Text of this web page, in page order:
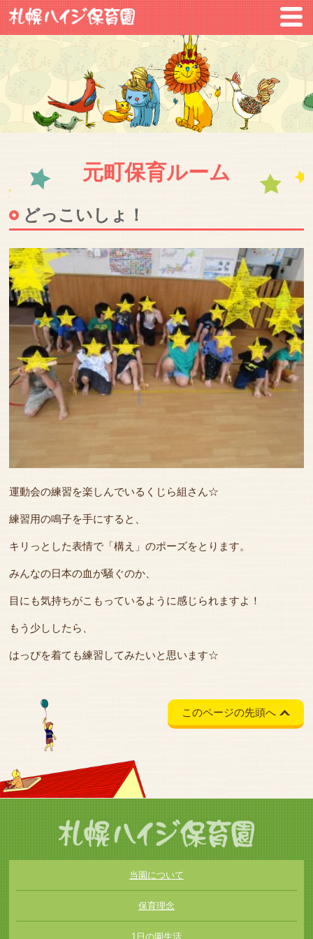
元町保育ルーム
どっこいしょ！
運動会の練習を楽しんでいるくじら組さん☆
練習用の鳴子を手にすると、
キリっとした表情で「構え」のポーズをとります。
みんなの日本の血が騒ぐのか、
目にも気持ちがこもっているように感じられますよ！
もう少ししたら、
はっぴを着ても練習してみたいと思います☆
このページの先頭へ
当園について
保育理念
1日の園生活